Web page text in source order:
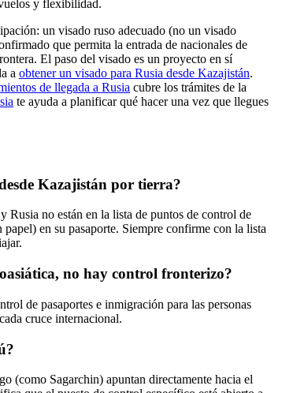
y flexibilidad.
un visado ruso adecuado (no un visado
que permita la entrada de nacionales de
El paso del visado es un proyecto en sí
a obtener un visado para Rusia desde Kazajistán.
de llegada a Rusia cubre los trámites de la
te ayuda a planificar qué hacer una vez que llegues
Kazajistán por tierra?
Rusia no están en la lista de puntos de control de
en su pasaporte. Siempre confirme con la lista
no hay control fronterizo?
de pasaportes e inmigración para las personas
cruce internacional.
(como Sagarchin) apuntan directamente hacia el